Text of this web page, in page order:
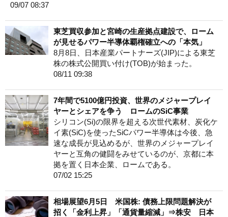
09/07 08:37
東芝買収参加と宮崎の生産拠点建設で、ローム
が見せるパワー半導体覇権確立への「本気」
8月8日、日本産業パートナーズ(JIP)による東芝
株の株式公開買い付け(TOB)が始まった。
08/11 09:38
7年間で5100億円投資、世界のメジャープレイ
ヤーとシェアを争う ロームのSiC事業
シリコン(Si)の限界を超える次世代素材、炭化ケ
イ素(SiC)を使ったSiCパワー半導体は今後、急
速な成長が見込めるが、世界のメジャープレイ
ヤーと互角の健闘をみせているのが、京都に本
拠を置く日本企業、ロームである。
07/02 15:25
相場展望6月5日 米国株: 債務上限問題解決が
招く「金利上昇」「通貨量縮減」⇒株安 日本